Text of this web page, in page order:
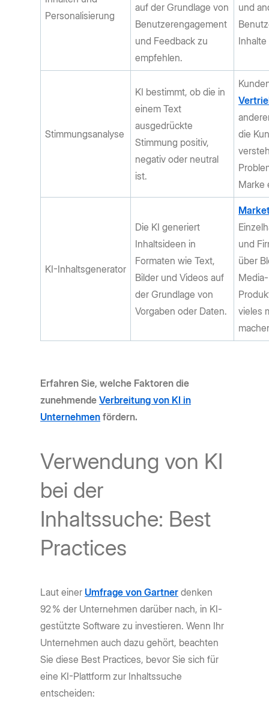
Personalisierung
auf der Grundlage von
Benutzerengagement
und Feedback zu
empfehlen.
und
Stimmungsanalyse
KI bestimmt, ob die in
einem Text
ausgedrückte
Stimmung positiv,
negativ oder neutral
ist.
die
Marke
KI-Inhaltsgenerator
Die KI generiert
Inhaltsideen in
Formaten wie Text,
Bilder und Videos auf
der Grundlage von
Vorgaben oder Daten.
und
über
vieles
Erfahren Sie, welche Faktoren die
zunehmendeVerbreitung von KI in
Unternehmen fördern.
Verwendung von KI
bei der
Inhaltssuche: Best
Practices
Laut einer Umfrage von Gartner denken
92 % der Unternehmen darüber nach, in KI-
gestützte Software zu investieren. Wenn Ihr
Unternehmen auch dazu gehört, beachten
Sie diese Best Practices, bevor Sie sich für
eine KI-Plattform zur Inhaltssuche
entscheiden: